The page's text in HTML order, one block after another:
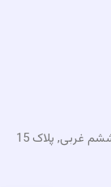
غربی, پلاک 15